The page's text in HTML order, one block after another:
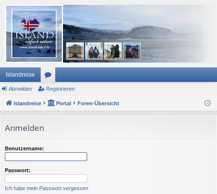
Islandreise
or
en
Abmelden Registrieren
Islandreise Portal Foren-Übersicht
Anmelden
Benutzername:
Passwort:
Ich habe mein Passwort vergessen